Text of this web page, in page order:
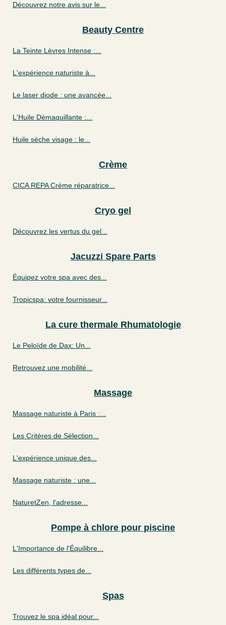
Découvrez notre avis sur le...
Beauty Centre
La Teinte Lèvres Intense :...
L'expérience naturiste à...
Le laser diode : une avancée...
L'Huile Démaquillante :...
Huile sèche visage : le...
Crème
CICA REPA Crème réparatrice...
Cryo gel
Découvrez les vertus du gel...
Jacuzzi Spare Parts
Équipez votre spa avec des...
Tropicspa: votre fournisseur...
La cure thermale Rhumatologie
Le Peloïde de Dax: Un...
Retrouvez une mobilité...
Massage
Massage naturiste à Paris :...
Les Critères de Sélection...
L'expérience unique des...
Massage naturiste : une...
NaturetZen, l'adresse...
Pompe à chlore pour piscine
L'Importance de l'Équilibre...
Les différents types de...
Spas
Trouvez le spa idéal pour...